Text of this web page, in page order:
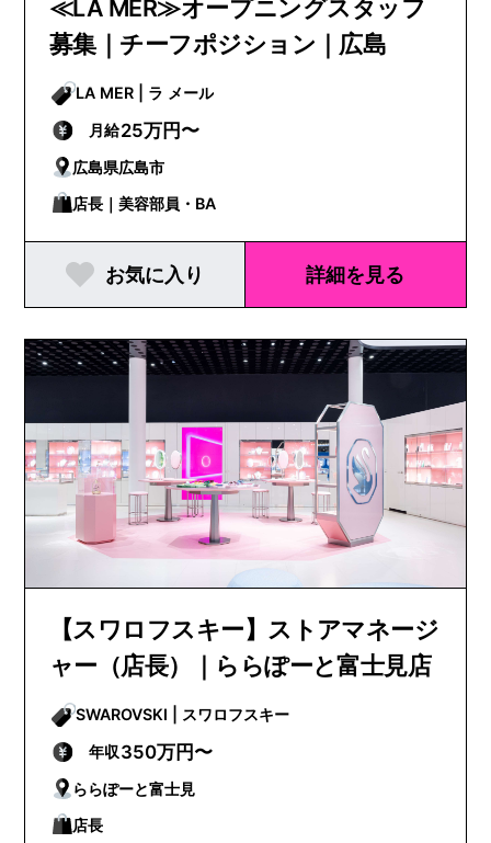
≪LA MER≫オープニングスタッフ
募集｜チーフポジション｜広島
LA MER | ラ メール
月給25万円〜
広島県広島市
店長｜美容部員・BA
お気に入り 詳細を見る
【スワロフスキー】ストアマネージ
ャー（店長）｜ららぽーと富士見店
SWAROVSKI | スワロフスキー
年収350万円〜
ららぽーと富士見
店長